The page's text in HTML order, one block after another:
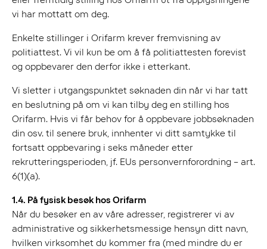
vi har mottatt om deg.
Enkelte stillinger i Orifarm krever fremvisning av
politiattest. Vi vil kun be om å få politiattesten forevist
og oppbevarer den derfor ikke i etterkant.
Vi sletter i utgangspunktet søknaden din når vi har tatt
en beslutning på om vi kan tilby deg en stilling hos
Orifarm. Hvis vi får behov for å oppbevare jobbsøknaden
din osv. til senere bruk, innhenter vi ditt samtykke til
fortsatt oppbevaring i seks måneder etter
rekrutteringsperioden, jf. EUs personvernforordning – art.
6(1)(a).
1.4. På fysisk besøk hos Orifarm
Når du besøker en av våre adresser, registrerer vi av
administrative og sikkerhetsmessige hensyn ditt navn,
hvilken virksomhet du kommer fra (med mindre du er